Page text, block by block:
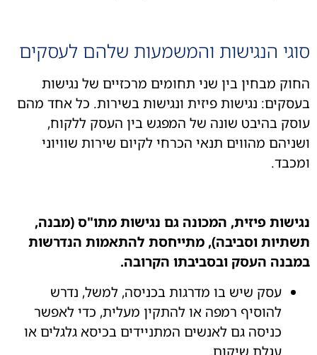
הנגישות והמשמעות שלהם לעסקים
מבחין בין שני תחומים מרכזיים של נגישות
נגישות פיזית ונגישות בשירות. כל אחד מהם
בהיבט שונה של המפגש בין העסק ללקוח,
מהווים תנאי הכרחי לקיום שירות שוויוני
פיזית, המכונה גם נגישות מתו"ס (מבנה,
וסביבה), מתייחסת להתאמות הנדרשות
העסק ובסביבתו הקרובה.
עסק שיש בו מדרגות בכניסה, למשל, נדרש
להוסיף רמפה או להתקין מעלית, כדי לאפשר
כניסה גם לאנשים המתניידים בכיסא גלגלים או
עגלת שיקום.